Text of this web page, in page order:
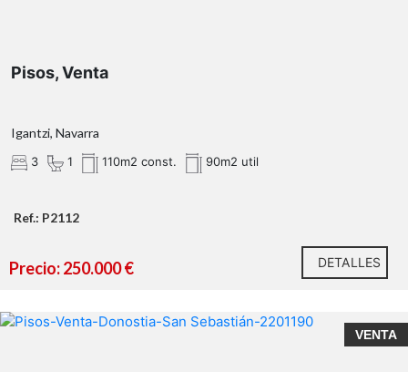
Pisos, Venta
Igantzi, Navarra
3 1 110m2 const. 90m2 util
Ref.: P2112
Precio: 250.000 € DETALLES
VENTA